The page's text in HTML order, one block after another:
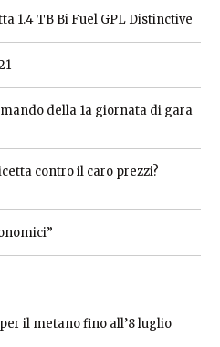
1.4 TB Bi Fuel GPL Distinctive
della 1a giornata di gara
contro il caro prezzi?
il metano fino all’8 luglio